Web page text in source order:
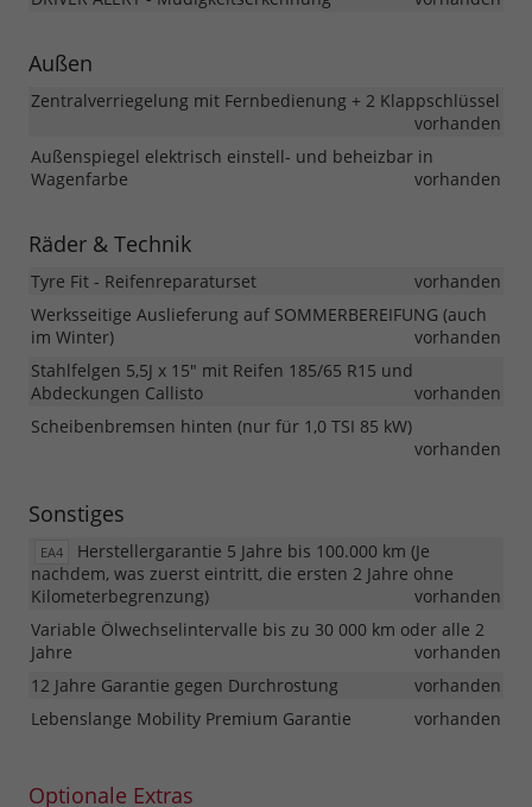
Außen
Zentralverriegelung mit Fernbedienung + 2 Klappschlüssel
vorhanden
Außenspiegel elektrisch einstell- und beheizbar in
Wagenfarbe
vorhanden
Räder & Technik
Tyre Fit - Reifenreparaturset
vorhanden
Werksseitige Auslieferung auf SOMMERBEREIFUNG (auch
im Winter)
vorhanden
Stahlfelgen 5,5J x 15" mit Reifen 185/65 R15 und
Abdeckungen Callisto
vorhanden
Scheibenbremsen hinten (nur für 1,0 TSI 85 kW)
vorhanden
Sonstiges
EA4
Herstellergarantie 5 Jahre bis 100.000 km (Je
nachdem, was zuerst eintritt, die ersten 2 Jahre ohne
Kilometerbegrenzung)
vorhanden
Variable Ölwechselintervalle bis zu 30 000 km oder alle 2
Jahre
vorhanden
12 Jahre Garantie gegen Durchrostung
vorhanden
Lebenslange Mobility Premium Garantie
vorhanden
Optionale Extras